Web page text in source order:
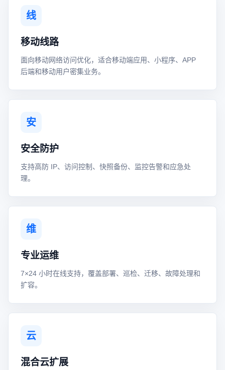
线
移动线路
面向移动网络访问优化，适合移动端应用、小程序、APP
后端和移动用户密集业务。
安
安全防护
支持高防 IP、访问控制、快照备份、监控告警和应急处
理。
维
专业运维
7×24 小时在线支持，覆盖部署、巡检、迁移、故障处理和
扩容。
云
混合云扩展